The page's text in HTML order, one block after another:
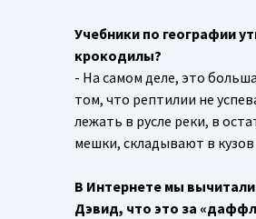
Учебники по географии
крокодилы?
- На самом деле, это
том, что рептилии не
лежать в русле реки, в
мешки, складывают в
В Интернете мы
Дэвид, что это за «даффл